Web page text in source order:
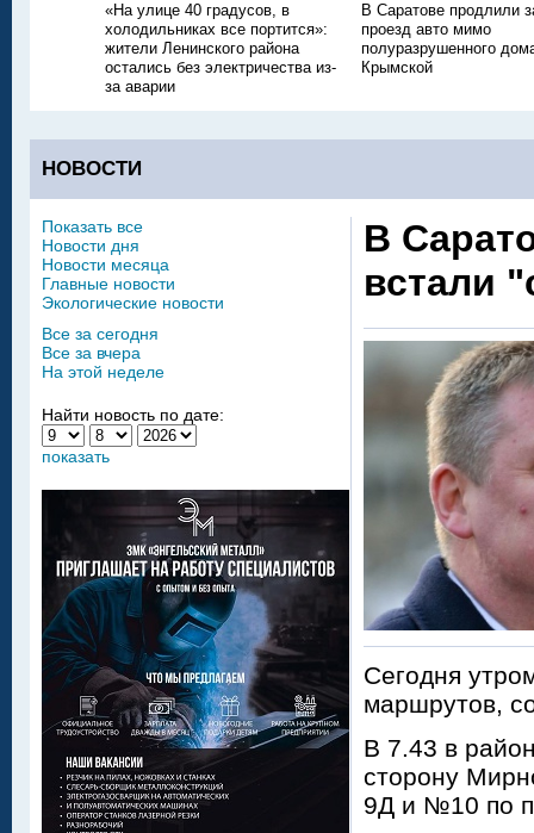
«На улице 40 градусов, в
холодильниках все портится»:
жители Ленинского района
остались без электричества из-
за аварии
В Саратове продлили
проезд авто мимо
полуразрушенного
Крымской
НОВОСТИ
В
встали
Сегодня
маршрутов,
В 7.43 в
сторону
9Д и №10 по
Показать все
Новости дня
Новости месяца
Главные новости
Экологические новости
Все за сегодня
Все за вчера
На этой неделе
Найти новость по дате:
показать